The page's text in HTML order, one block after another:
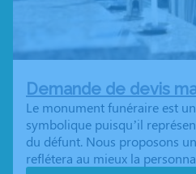
Demande de devis
Le monument funéraire est
symbolique puisqu’il
du défunt. Nous proposons
reflétera au mieux la